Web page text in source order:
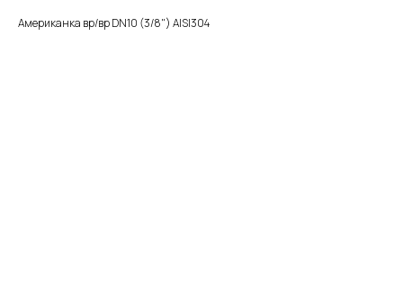
Американка вр/вр DN10 (3/8") AISI304